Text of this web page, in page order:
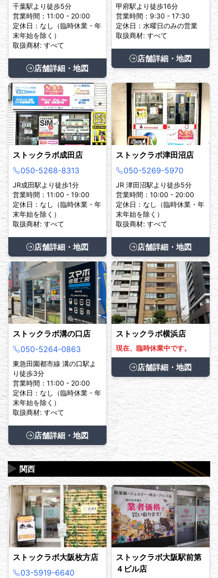
千葉駅より徒歩5分
営業時間：11:00 - 20:00
定休日：なし（臨時休業・年
末年始を除く）
取扱商材: すべて
店舗詳細・地図
甲府駅より徒歩16分
営業時間：9:30 - 17:30
定休日：水曜日のみの営業
取扱商材: すべて
店舗詳細・地図
ストックラボ成田店
050-5268-8313
JR成田駅より徒歩1分
営業時間：11:00 - 19:00
定休日：なし（臨時休業・年
末年始を除く）
取扱商材: すべて
店舗詳細・地図
ストックラボ津田沼店
050-5269-5970
JR 津田沼駅より徒歩5分
営業時間：10:00 - 20:00
定休日：なし（臨時休業・年
末年始を除く）
取扱商材: すべて
店舗詳細・地図
ストックラボ溝の口店
050-5264-0863
東急田園都市線 溝の口駅よ
り徒歩3分
営業時間：11:00 - 20:00
定休日：なし（臨時休業・年
末年始を除く）
取扱商材: すべて
店舗詳細・地図
ストックラボ横浜店
現在、臨時休業中です。
店舗詳細・地図
関西
▶
ストックラボ大阪枚方店
03-5919-6640
ストックラボ大阪駅前第
４ビル店